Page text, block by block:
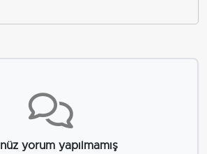
yorum yapılmamış